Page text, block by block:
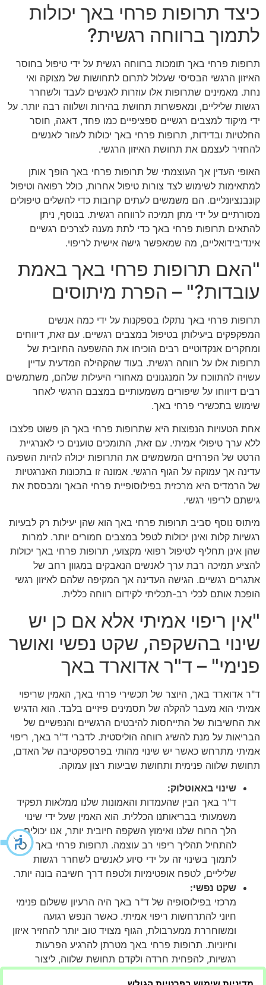
כיצד תרופות פרחי באך יכולות
לתמוך ברווחה רגשית?
תרופות פרחי באך תומכות ברווחה רגשית על ידי טיפול בחוסר
האיזון הרגשי הבסיסי שעלול לתרום לתחושות של מצוקה ואי
נחת. מאמינים שתרופות אלו עוזרות לאנשים לעבד ולשחרר
רגשות שליליים, ומאפשרות תחושת בהירות ושלווה רבה יותר. על
ידי מיקוד למצבים רגשיים ספציפיים כמו פחד, דאגה, חוסר
החלטיות ובדידות, תרופות פרחי באך יכולות לעזור לאנשים
להחזיר לעצמם את תחושת האיזון הרגשי.
האופי העדין אך העוצמתי של תרופות פרחי באך הופך אותן
למתאימות לשימוש לצד צורות טיפול אחרות, כולל רפואה וטיפול
קונבנציונליים. הם משמשים לעתים קרובות כדי להשלים טיפולים
מסורתיים על ידי מתן תמיכה לרווחה רגשית. בנוסף, ניתן
להתאים תרופות פרחי באך כדי לתת מענה לצרכים רגשיים
אינדיבידואליים, מה שמאפשר גישה אישית לריפוי.
"האם תרופות פרחי באך באמת
עובדות?" – הפרת מיתוסים
תרופות פרחי באך נתקלו בספקנות על ידי כמה אנשים
המפקפקים ביעילותן בטיפול במצבים רגשיים. עם זאת, דיווחים
ומחקרים אנקדוטיים רבים הוכיחו את ההשפעה החיובית של
תרופות אלו על רווחה רגשית. בעוד שהקהילה המדעית עדיין
עשויה להתווכח על המנגנונים מאחורי היעילות שלהם, משתמשים
רבים דיווחו על שיפורים משמעותיים במצבם הרגשי לאחר
שימוש בתכשירי פרחי באך.
אחת הטעויות הנפוצות היא שתרופות פרחי באך הן פשוט פלצבו
ללא ערך טיפולי אמיתי. עם זאת, התומכים טוענים כי לאנרגיית
הרטט של הפרחים המשמשים את התרופות יכולה להיות השפעה
עדינה אך עמוקה על הגוף הרגשי. אמונה זו בתכונות האנרגטיות
של הרמדיס היא מרכזית בפילוסופיית פרחי הבאך ומבססת את
גישתם לריפוי רגשי.
מיתוס נוסף סביב תרופות פרחי באך הוא שהן יעילות רק לבעיות
רגשיות קלות ואינן יכולות לטפל במצבים חמורים יותר. למרות
שהן אינן תחליף לטיפול רפואי מקצועי, תרופות פרחי באך יכולות
להציע תמיכה רבת ערך לאנשים הנאבקים במגוון רחב של
אתגרים רגשיים. הגישה העדינה אך המקיפה שלהם לאיזון רגשי
הופכת אותם לכלי רב-תכליתי לקידום רווחה כללית.
"אין ריפוי אמיתי אלא אם כן יש
שינוי בהשקפה, שקט נפשי ואושר
פנימי" – ד"ר אדוארד באך
ד"ר אדוארד באך, היוצר של תכשירי פרחי באך, האמין שריפוי
אמיתי הוא מעבר להקלה של תסמינים פיזיים בלבד. הוא הדגיש
את החשיבות של התייחסות להיבטים הרגשיים והנפשיים של
הבריאות על מנת להשיג רווחה הוליסטית. לדברי ד"ר באך, ריפוי
אמיתי מתרחש כאשר יש שינוי מהותי בפרספקטיבה של האדם,
תחושת שלווה פנימית ותחושת שביעות רצון עמוקה.
שינוי באאוטלוק:
ד"ר באך הבין שהעמדות והאמונות שלנו ממלאות תפקיד
משמעותי בבריאותנו הכללית. הוא האמין שעל ידי שינוי
הלך הרוח שלנו ואימוץ השקפה חיובית יותר, אנו יכולים
להתחיל תהליך ריפוי רב עוצמה. תרופות פרחי באך נועדו
לתמוך בשינוי זה על ידי סיוע לאנשים לשחרר רגשות
שליליים, לטפח אופטימיות ולטפח דרך חשיבה בונה יותר.
שקט נפשי:
מרכזי בפילוסופיה של ד"ר באך היה הרעיון ששלום פנימי
חיוני להתרחשות ריפוי אמיתי. כאשר הנפש רגועה
ומשוחררת ממערבולת, הגוף מצויד טוב יותר להחזיר איזון
וחיוניות. תרופות פרחי באך מטרתן להרגיע הפרעות
רגשיות, להפחית חרדה ולקדם תחושת שלווה, ליצור
סביבה תורמת לריפוי בכל הרמות.